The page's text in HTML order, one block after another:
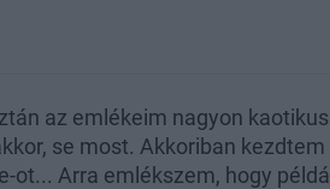
az emlékeim nagyon
se most. Akkoriban kezdtem
ot... Arra emlékszem, hogy